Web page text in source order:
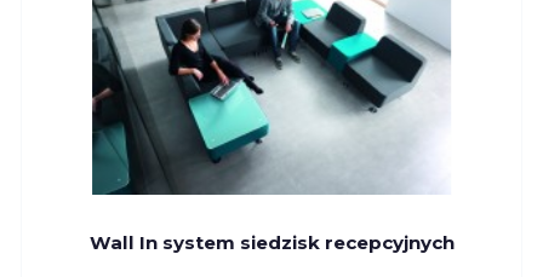
Wall In system siedzisk recepcyjnych